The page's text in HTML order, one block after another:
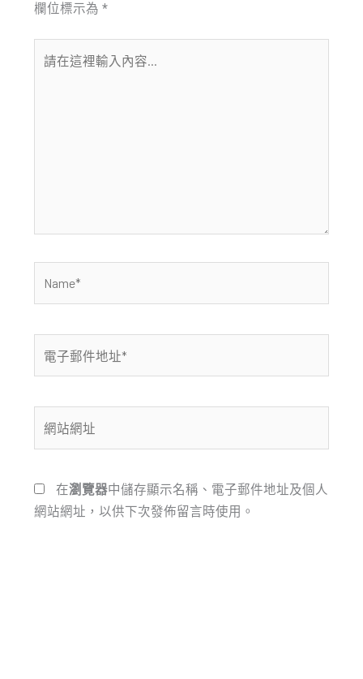
欄位標示為 *
在
子
件
地
址
站
址
在瀏覽器中儲存顯示名稱、電子郵件地址及個人
網站網址，以供下次發佈留言時使用。